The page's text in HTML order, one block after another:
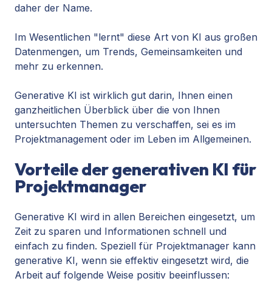
daher der Name.
Im Wesentlichen "lernt" diese Art von KI aus großen
Datenmengen, um Trends, Gemeinsamkeiten und
mehr zu erkennen.
Generative KI ist wirklich gut darin, Ihnen einen
ganzheitlichen Überblick über die von Ihnen
untersuchten Themen zu verschaffen, sei es im
Projektmanagement oder im Leben im Allgemeinen.
Vorteile der generativen KI für
Projektmanager
Generative KI wird in allen Bereichen eingesetzt, um
Zeit zu sparen und Informationen schnell und
einfach zu finden. Speziell für Projektmanager kann
generative KI, wenn sie effektiv eingesetzt wird, die
Arbeit auf folgende Weise positiv beeinflussen: